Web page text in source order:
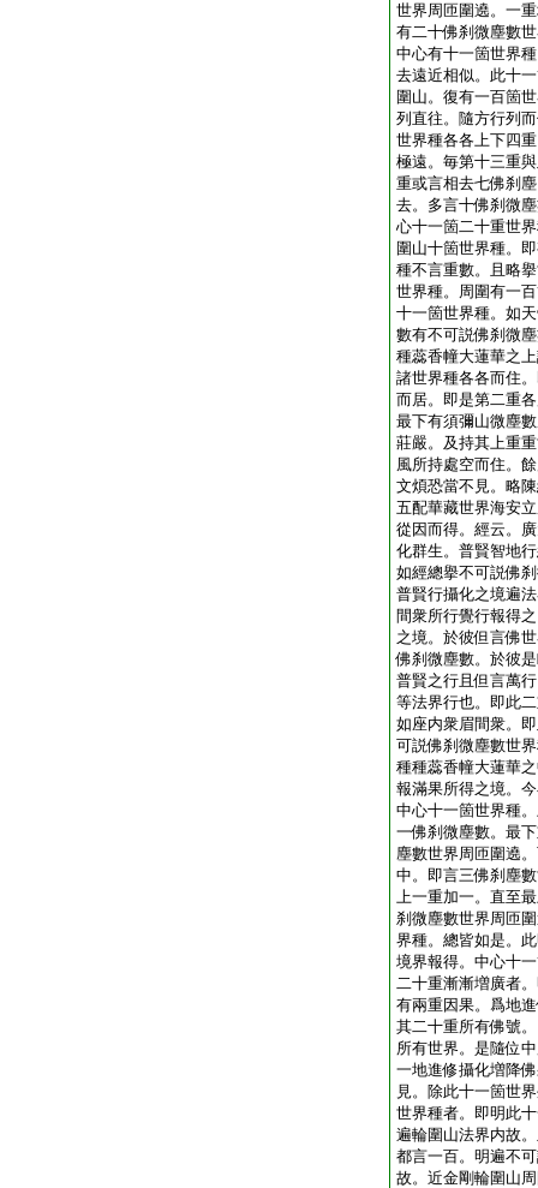
世界周匝圍遶。一
有二十佛刹微塵數
中心有十一箇世界
去遠近相似。此十
圍山。復有一百箇
列直往。隨方行列
世界種各各上下四
極遠。毎第十三重
重或言相去七佛刹
去。多言十佛刹微
心十一箇二十重世
圍山十箇世界種。
種不言重數。且略
世界種。周圍有一
十一箇世界種。如
數有不可説佛刹微
種蕊香幢大蓮華之
諸世界種各各而住
而居。即是第二重
最下有須彌山微塵
莊嚴。及持其上重
風所持處空而住。
文煩恐當不見。略
五配華藏世界海安
從因而得。經云。
化群生。普賢智地
如經總擧不可説佛
普賢行攝化之境遍
間衆所行覺行報得
之境。於彼但言佛
佛刹微塵數。於彼
普賢之行且但言萬
等法界行也。即此
如座内衆眉間衆。
可説佛刹微塵數世
種種蕊香幢大蓮華
報滿果所得之境。
中心十一箇世界種
一佛刹微塵數。最
塵數世界周匝圍遶
中。即言三佛刹塵
上一重加一。直至
刹微塵數世界周匝
界種。總皆如是。
境界報得。中心十
二十重漸漸増廣者
有兩重因果。爲地
其二十重所有佛號
所有世界。是隨位
一地進修攝化増降
見。除此十一箇世
世界種者。即明此
遍輪圍山法界内故
都言一百。明遍不
故。近金剛輪圍山